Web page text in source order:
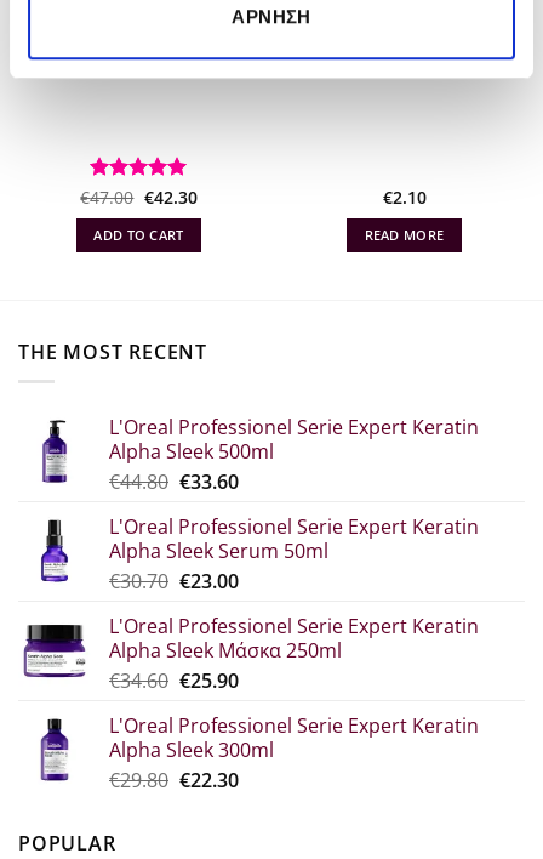
ΆΡΝΗΣΗ
Rated5
out of 5
€47.00 Original
which
was:
€47.00.
€42.30The
€42.30.
ADD TO CART
€2.10
READ MORE
THE MOST RECENT
L'Oreal Professionel Serie Expert Keratin
Alpha Sleek 500ml
€44.80 Original
was:
€44.80.
€33.60The
price
is:
€33.60.
L'Oreal Professionel Serie Expert Keratin
Alpha Sleek Serum 50ml
€30.70 Original
was:
€30.70.
€23.00Η
τιμή
είναι:
€23.00.
L'Oreal Professionel Serie Expert Keratin
Alpha Sleek Μάσκα 250ml
€34.60 Original
which
was:
€34.60.
€25.90The
price
is:
€25.90.
L'Oreal Professionel Serie Expert Keratin
Alpha Sleek 300ml
€29.80 Original
€22.30Η
POPULAR